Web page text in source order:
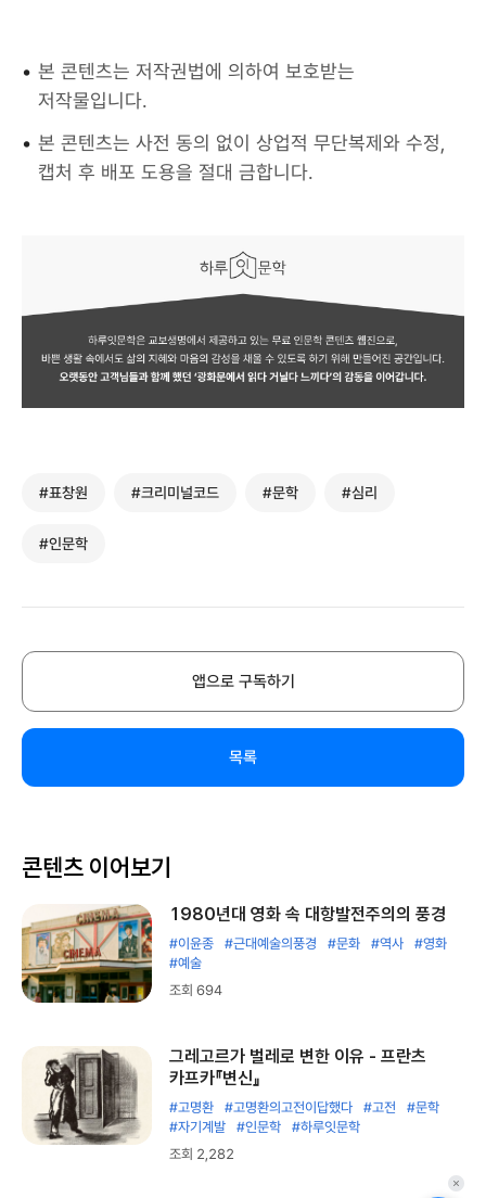
• 본 콘텐츠는 저작권법에 의하여 보호받는
저작물입니다.
• 본 콘텐츠는 사전 동의 없이 상업적 무단복제와 수정,
캡처 후 배포 도용을 절대 금합니다.
#표창원 #크리미널코드 #문학 #심리
#인문학
앱으로 구독하기
목록
콘텐츠 이어보기
1980년대 영화 속 대항발전주의의 풍경
#이윤종 #근대예술의풍경 #문화 #역사
#영화
#예술
조회 694
그레고르가 벌레로 변한 이유 - 프란츠
카프카『변신』
#고명환 #고명환의고전이답했다 #고전
#문학
#자기계발
#인문학
#하루잇문학
조회 2,282
퀵